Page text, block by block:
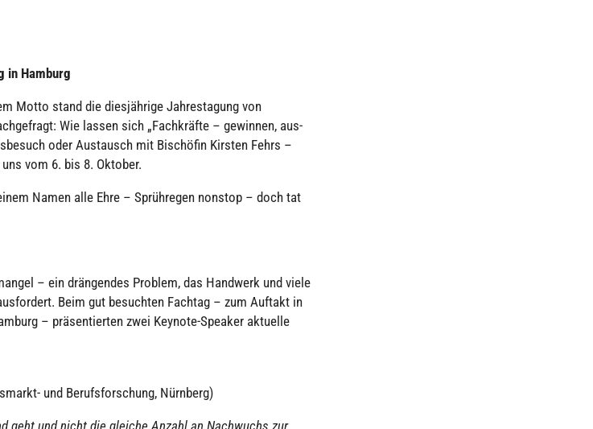
in Hamburg
Motto stand die dies­jäh­rige Jah­res­ta­gung von
Wie lassen sich „Fach­kräfte – gewinnen, aus­
oder Aus­tausch mit Bischö­fin Kirsten Fehrs –
vom 6. bis 8. Oktober.
Namen alle Ehre – Sprüh­re­gen nonstop – doch tat
– ein drän­gen­des Problem, das Handwerk und viele
Beim gut besuch­ten Fachtag – zum Auftakt in
– prä­sen­tier­ten zwei Keynote-Speaker aktuelle
und Berufs­for­schung, Nürnberg)
geht und nicht die gleiche Anzahl an Nach­wuchs zur